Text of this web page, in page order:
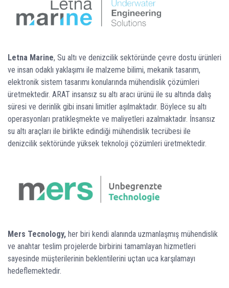
Letna Marine, Su altı ve denizcilik sektöründe çevre dostu ürünleri
ve insan odaklı yaklaşımı ile malzeme bilimi, mekanik tasarım,
elektronik sistem tasarımı konularında mühendislik çözümleri
üretmektedir. ARAT insansız su altı aracı ürünü ile su altında dalış
süresi ve derinlik gibi insani limitler aşılmaktadır. Böylece su altı
operasyonları pratikleşmekte ve maliyetleri azalmaktadır. İnsansız
su altı araçları ile birlikte edindiği mühendislik tecrübesi ile
denizcilik sektöründe yüksek teknoloji çözümleri üretmektedir.
Mers Tecnology, her biri kendi alanında uzmanlaşmış mühendislik
ve anahtar teslim projelerde birbirini tamamlayan hizmetleri
sayesinde müşterilerinin beklentilerini uçtan uca karşılamayı
hedeflemektedir.